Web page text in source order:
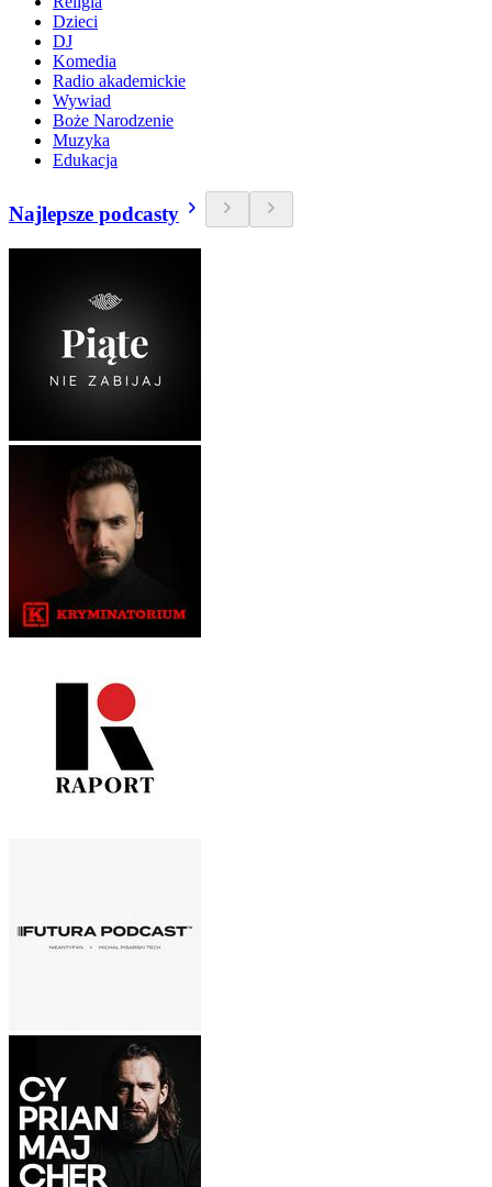
Dzieci
DJ
Komedia
Radio akademickie
Wywiad
Boże Narodzenie
Muzyka
Edukacja
Najlepsze podcasty